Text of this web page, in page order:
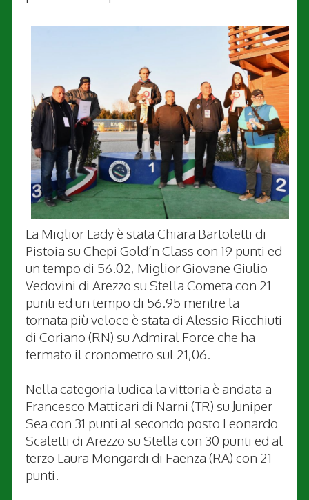
La Miglior Lady è stata Chiara Bartoletti di
Pistoia su Chepi Gold’n Class con 19 punti ed
un tempo di 56.02, Miglior Giovane Giulio
Vedovini di Arezzo su Stella Cometa con 21
punti ed un tempo di 56.95 mentre la
tornata più veloce è stata di Alessio Ricchiuti
di Coriano (RN) su Admiral Force che ha
fermato il cronometro sul 21,06.
Nella categoria ludica la vittoria è andata a
Francesco Matticari di Narni (TR) su Juniper
Sea con 31 punti al secondo posto Leonardo
Scaletti di Arezzo su Stella con 30 punti ed al
terzo Laura Mongardi di Faenza (RA) con 21
punti.